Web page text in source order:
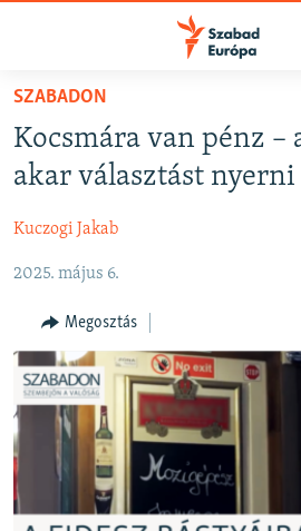
Akadálymentes
Ugrás
fő
oldalra
Ugrás
AKTUÁLIS
VIDEÓK
ELEMZŐ
NER15
SZABADON
TÁRSADALOM
DEMOKRÁCIA
A PÉNZ NYOMÁBAN
EURÓPAI UNIÓ
SZABADON
Kocsmára van pénz –
akar választást
Kuczogi Jakab
2025. május 6.
Megosztás
FELIRATKOZÁS